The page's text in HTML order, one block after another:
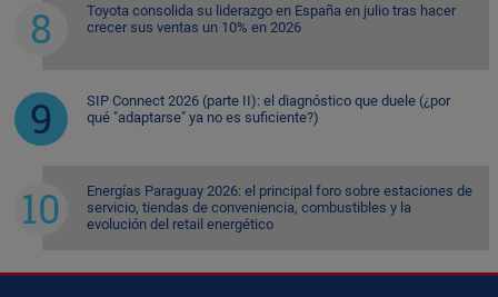
Toyota consolida su liderazgo en España en julio tras hacer
crecer sus ventas un 10% en 2026
SIP Connect 2026 (parte II): el diagnóstico que duele (¿por
qué "adaptarse" ya no es suficiente?)
Energías Paraguay 2026: el principal foro sobre estaciones de
servicio, tiendas de conveniencia, combustibles y la
evolución del retail energético